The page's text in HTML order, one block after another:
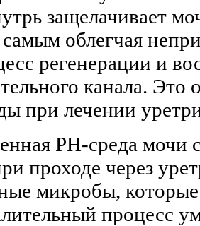
защелачивает
самым облегчая
регенерации и
канала. Это
при лечении
РН-среда мочи
проходе через
микробы,
процесс